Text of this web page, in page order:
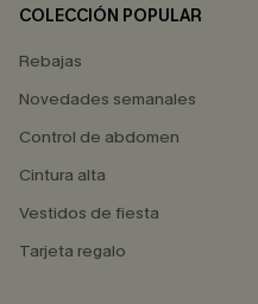
COLECCIÓN POPULAR
Rebajas
Novedades semanales
Control de abdomen
Cintura alta
Vestidos de fiesta
Tarjeta regalo